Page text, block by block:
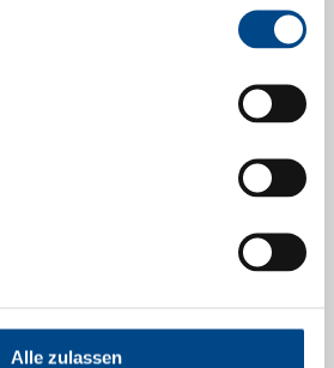
Alle zulassen
schließt Umzug in
Medizinprodukte-
ab!
der GBA MDS ist über die letzten
entstanden. Bei 2.700
sich die Laborfläche auf